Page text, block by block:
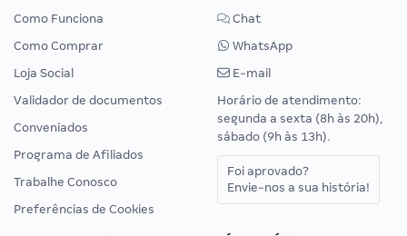
Como Funciona
Como Comprar
Loja Social
Validador de documentos
Conveniados
Programa de Afiliados
Trabalhe Conosco
Preferências de Cookies
Chat
WhatsApp
E-mail
Horário de atendimento:
segunda a sexta (8h às 20h),
sábado (9h às 13h).
Foi aprovado?
Envie-nos a sua história!